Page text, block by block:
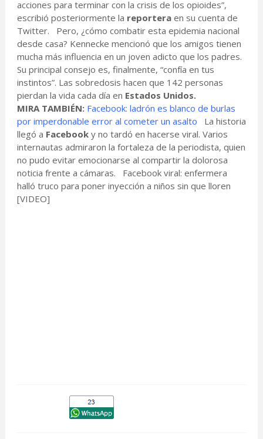
acciones para terminar con la crisis de los opioides”,
escribió posteriormente la reportera en su cuenta de
Twitter. Pero, ¿cómo combatir esta epidemia nacional
desde casa? Kennecke mencionó que los amigos tienen
mucha más influencia en un joven adicto que los padres.
Su principal consejo es, finalmente, “confía en tus
instintos”. Las sobredosis hacen que 142 personas
pierdan la vida cada día en Estados Unidos.
MIRA TAMBIÉN: Facebook: ladrón es blanco de burlas
por imperdonable error al cometer un asalto La historia
llegó a Facebook y no tardó en hacerse viral. Varios
internautas admiraron la fortaleza de la periodista, quien
no pudo evitar emocionarse al compartir la dolorosa
noticia frente a cámaras. Facebook viral: enfermera
halló truco para poner inyección a niños sin que lloren
[VIDEO]